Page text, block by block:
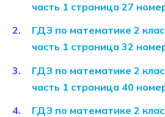
часть 1 страница 27
ГДЗ по математике 2
часть 1 страница 32
ГДЗ по математике 2
часть 1 страница 40
ГДЗ по математике 2